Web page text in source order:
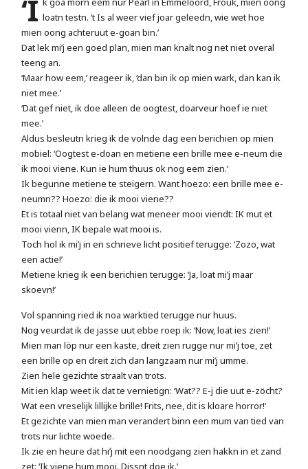
‘I loatn testn. ’t Is al weer vief joar geleedn, wie wet hoe
mien oong achteruut e-goan bin.’
Dat lek mi’j een goed plan, mien man knalt nog net niet overal
teeng an.
‘Maar how eem,’ reageer ik, ‘dan bin ik op mien wark, dan kan ik
niet mee.’
‘Dat gef niet, ik doe alleen de oogtest, doarveur hoef ie niet
mee.’
Aldus besleutn krieg ik de volnde dag een berichien op mien
mobiel: ‘Oogtest e-doan en metiene een brille mee e-neum die
ik mooi viene. Kun ie hum thuus ok nog eem zien.’
Ik begunne metiene te steigern. Want hoezo: een brille mee e-
neumn?? Hoezo: die ik mooi viene??
Et is totaal niet van belang wat meneer mooi viendt: IK mut et
mooi vienn, IK bepale wat mooi is.
Toch hol ik mi’j in en schrieve licht positief terugge: ‘Zozo, wat
een actie!’
Metiene krieg ik een berichien terugge: ‘Ja, loat mi’j maar
skoevn!’
Vol spanning ried ik noa warktied terugge nur huus.
Nog veurdat ik de jasse uut ebbe roep ik: ‘Now, loat ies zien!’
Mien man löp nur een kaste, dreit zien rugge nur mi’j toe, zet
een brille op en dreit zich dan langzaam nur mi’j umme.
Zien hele gezichte straalt van trots.
Mit ien klap weet ik dat te vernietign: ‘Wat?? E-j die uut e-zöcht?
Wat een vreselijk lillijke brille! Frits, nee, dit is kloare horror!’
Et gezichte van mien man verandert binn een mum van tied van
trots nur lichte woede.
Ik zie en heure dat hi’j mit een noodgang zien hakkn in et zand
zet: ‘Ik viene hum mooi. Dissnt doe ik.’